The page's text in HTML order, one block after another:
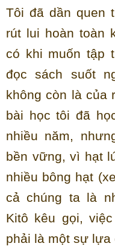
Tôi đã dần quen
rút lui hoàn toàn
có khi muốn tập
đọc sách suốt
không còn là của
bài học tôi đã
nhiều năm,
bền vững, vì hạt
nhiều bông hạt
cả chúng ta là
Kitô kêu gọi,
phải là một sự lựa